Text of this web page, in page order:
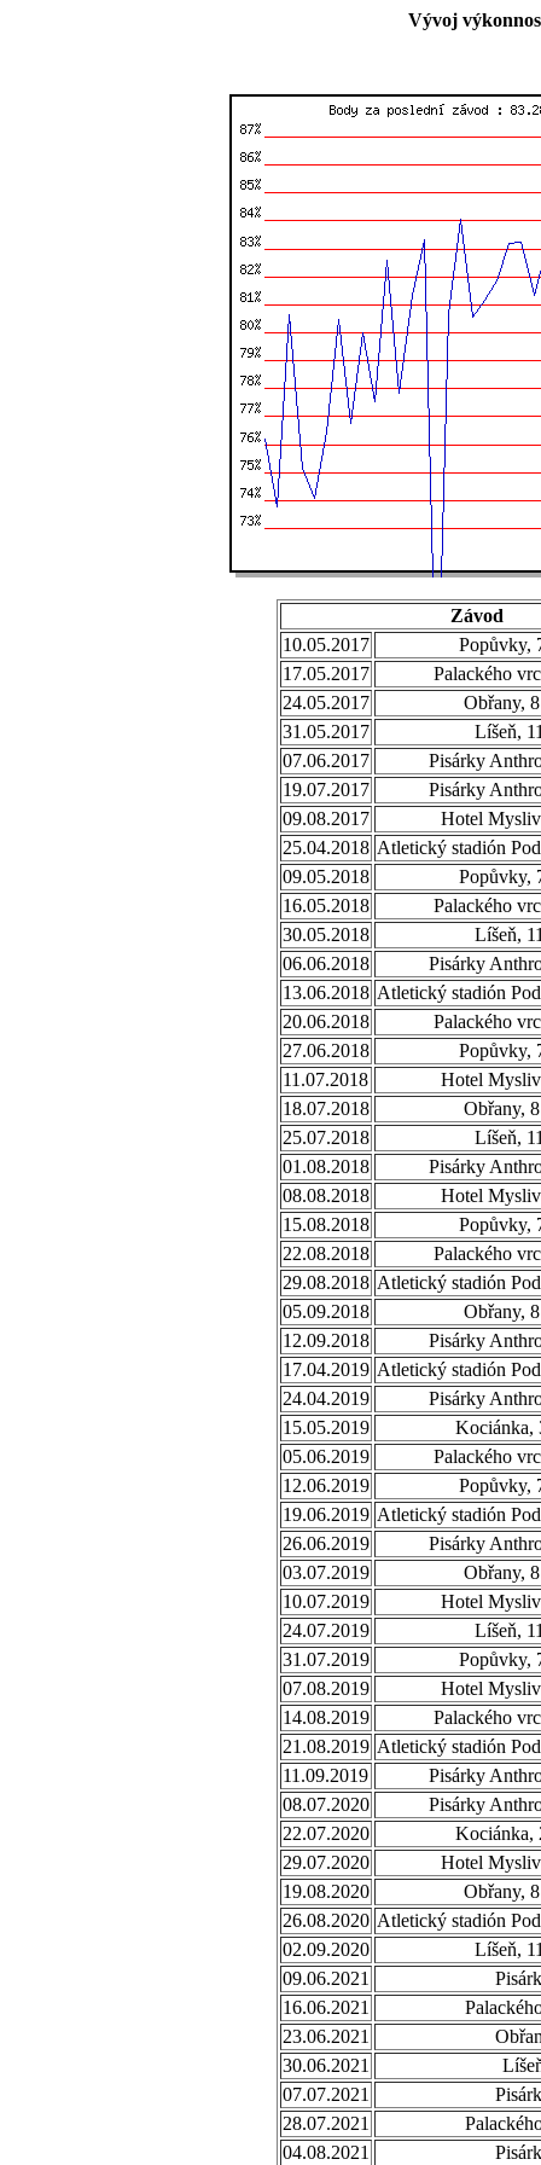
Vývoj
Závod
10.05.2017
Popůvky,
17.05.2017
Palackého
24.05.2017
Obřany,
31.05.2017
Líšeň,
07.06.2017
Pisárky
19.07.2017
Pisárky
09.08.2017
Hotel
25.04.2018 Atletický stadión
09.05.2018
Popůvky,
16.05.2018
Palackého
30.05.2018
Líšeň,
06.06.2018
Pisárky
13.06.2018 Atletický stadión
20.06.2018
Palackého
27.06.2018
Popůvky,
11.07.2018
Hotel
18.07.2018
Obřany,
25.07.2018
Líšeň,
01.08.2018
Pisárky
08.08.2018
Hotel
15.08.2018
Popůvky,
22.08.2018
Palackého
29.08.2018 Atletický stadión
05.09.2018
Obřany,
12.09.2018
Pisárky
17.04.2019 Atletický stadión
24.04.2019
Pisárky
15.05.2019
Kociánka,
05.06.2019
Palackého
12.06.2019
Popůvky,
19.06.2019 Atletický stadión
26.06.2019
Pisárky
03.07.2019
Obřany,
10.07.2019
Hotel
24.07.2019
Líšeň,
31.07.2019
Popůvky,
07.08.2019
Hotel
14.08.2019
Palackého
21.08.2019 Atletický stadión
11.09.2019
Pisárky
08.07.2020
Pisárky
22.07.2020
Kociánka,
29.07.2020
Hotel
19.08.2020
Obřany,
26.08.2020 Atletický stadión
02.09.2020
Líšeň,
09.06.2021
16.06.2021
23.06.2021
30.06.2021
07.07.2021
28.07.2021
04.08.2021